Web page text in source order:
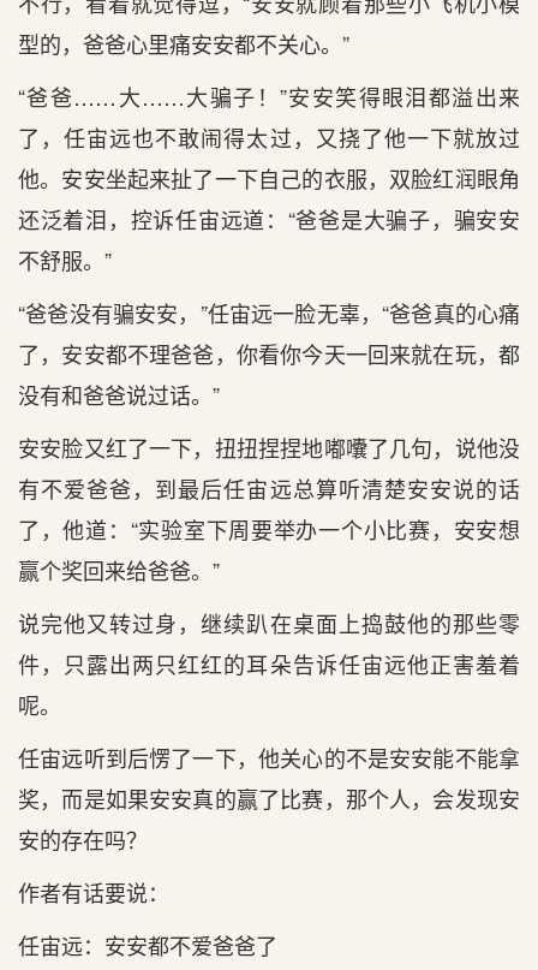
型的，爸爸心里痛安安都不关心。”
“爸爸……大……大骗子！”安安笑得眼泪都溢出来
了，任宙远也不敢闹得太过，又挠了他一下就放过
他。安安坐起来扯了一下自己的衣服，双脸红润眼角
还泛着泪，控诉任宙远道：“爸爸是大骗子，骗安安
不舒服。”
“爸爸没有骗安安，”任宙远一脸无辜，“爸爸真的心痛
了，安安都不理爸爸，你看你今天一回来就在玩，都
没有和爸爸说过话。”
安安脸又红了一下，扭扭捏捏地嘟囔了几句，说他没
有不爱爸爸，到最后任宙远总算听清楚安安说的话
了，他道：“实验室下周要举办一个小比赛，安安想
赢个奖回来给爸爸。”
说完他又转过身，继续趴在桌面上捣鼓他的那些零
件，只露出两只红红的耳朵告诉任宙远他正害羞着
呢。
任宙远听到后愣了一下，他关心的不是安安能不能拿
奖，而是如果安安真的赢了比赛，那个人，会发现安
安的存在吗？
作者有话要说：
任宙远：安安都不爱爸爸了